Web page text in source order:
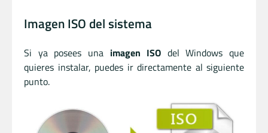
Imagen ISO del sistema
Si ya posees una imagen ISO del Windows que
quieres instalar, puedes ir directamente al siguiente
punto.